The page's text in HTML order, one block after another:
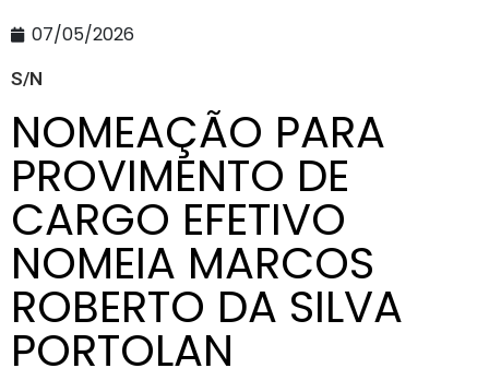
07/05/2026
S/N
NOMEAÇÃO PARA
PROVIMENTO DE
CARGO EFETIVO
NOMEIA MARCOS
ROBERTO DA SILVA
PORTOLAN